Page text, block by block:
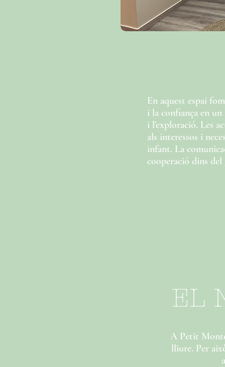
En aquest espai
i la confiança en
i l’exploració. Les
als interessos i
infant. La
cooperació dins del
EL
A Petit
lliure. Per